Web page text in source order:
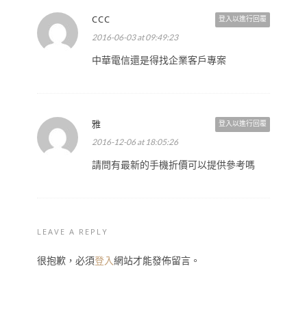
登入以進行回覆
CCC
2016-06-03 at 09:49:23
中華電信還是得找企業客戶專案
登入以進行回覆
雅
2016-12-06 at 18:05:26
請問有最新的手機折價可以提供參考嗎
LEAVE A REPLY
很抱歉，必須登入網站才能發佈留言。